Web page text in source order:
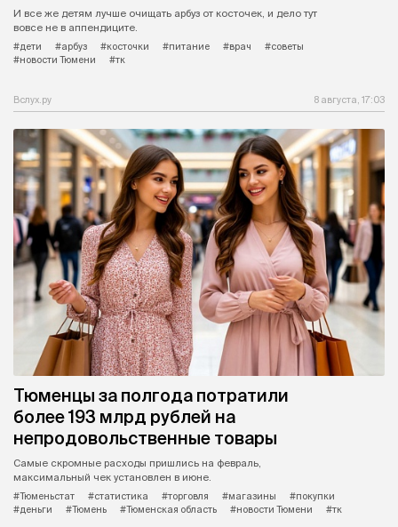
И все же детям лучше очищать арбуз от косточек, и дело тут
вовсе не в аппендиците.
#дети
#арбуз #косточки #питание #врач
#советы
#новости Тюмени
#тк
Вслух.ру 8 августа, 17:03
Тюменцы за полгода потратили
более 193 млрд рублей на
непродовольственные товары
Самые скромные расходы пришлись на февраль,
максимальный чек установлен в июне.
#Тюменьстат
#статистика #торговля #магазины
#покупки
#деньги
#Тюмень #Тюменская область #новости Тюмени #тк